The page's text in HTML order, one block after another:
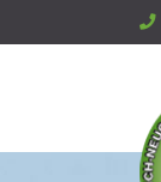
to